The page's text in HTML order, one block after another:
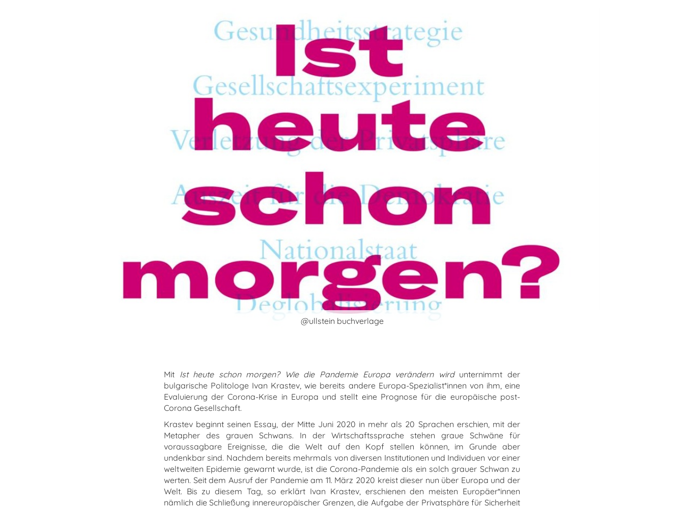
@ullstein buchverlage
Mit Ist heute schon morgen? Wie die Pandemie Europa verändern wirdunternimmt der
bulgarische Politologe Ivan Krastev, wie bereits andere Europa-Spezialist*innen von ihm, eine
Evaluierung der Corona-Krise in Europa und stellt eine Prognose für die europäische post-
Corona Gesellschaft.
Krastev beginnt seinen Essay, der Mitte Juni 2020 in mehr als 20 Sprachen erschien, mit der
Metapher des grauen Schwans. In der Wirtschaftssprache stehen graue Schwäne für
voraussagbare Ereignisse, die die Welt auf den Kopf stellen können, im Grunde aber
undenkbar sind. Nachdem bereits mehrmals von diversen Institutionen und Individuen vor einer
weltweiten Epidemie gewarnt wurde, ist die Corona-Pandemie als ein solch grauer Schwan zu
werten. Seit dem Ausruf der Pandemie am 11. März 2020 kreist dieser nun über Europa und der
Welt. Bis zu diesem Tag, so erklärt Ivan Krastev, erschienen den meisten Europäer*innen
nämlich die Schließung innereuropäischer Grenzen, die Aufgabe der Privatsphäre für Sicherheit